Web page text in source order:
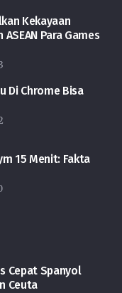
Kekayaan
Para Games
Di Chrome Bisa
15 Menit: Fakta
Cepat Spanyol
Ceuta